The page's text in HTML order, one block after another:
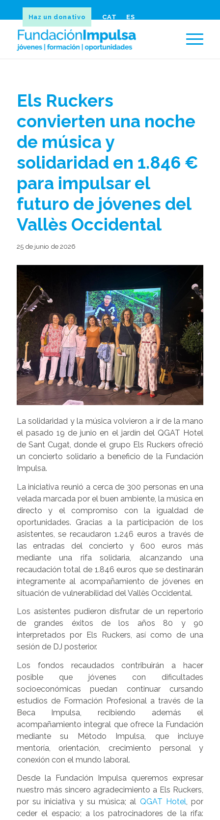
Haz un donativo CAT ES
Els Ruckers
convierten una noche
de música y
solidaridad en 1.846 €
para impulsar el
futuro de jóvenes del
Vallès Occidental
25 de junio de 2026
La solidaridad y la música volvieron a ir de la mano
el pasado 19 de junio en el jardín del QGAT Hotel
de Sant Cugat, donde el grupo Els Ruckers ofreció
un concierto solidario a beneficio de la Fundación
Impulsa.
La iniciativa reunió a cerca de 300 personas en una
velada marcada por el buen ambiente, la música en
directo y el compromiso con la igualdad de
oportunidades. Gracias a la participación de los
asistentes, se recaudaron 1.246 euros a través de
las entradas del concierto y 600 euros más
mediante una rifa solidaria, alcanzando una
recaudación total de 1.846 euros que se destinarán
íntegramente al acompañamiento de jóvenes en
situación de vulnerabilidad del Vallès Occidental.
Los asistentes pudieron disfrutar de un repertorio
de grandes éxitos de los años 80 y 90
interpretados por Els Ruckers, así como de una
sesión de DJ posterior.
Los fondos recaudados contribuirán a hacer
posible que jóvenes con dificultades
socioeconómicas puedan continuar cursando
estudios de Formación Profesional a través de la
Beca Impulsa, recibiendo además el
acompañamiento integral que ofrece la Fundación
mediante su Método Impulsa, que incluye
mentoría, orientación, crecimiento personal y
conexión con el mundo laboral.
Desde la Fundación Impulsa queremos expresar
nuestro más sincero agradecimiento a Els Ruckers,
por su iniciativa y su música; al QGAT Hotel, por
ceder el espacio; a los patrocinadores de la rifa: